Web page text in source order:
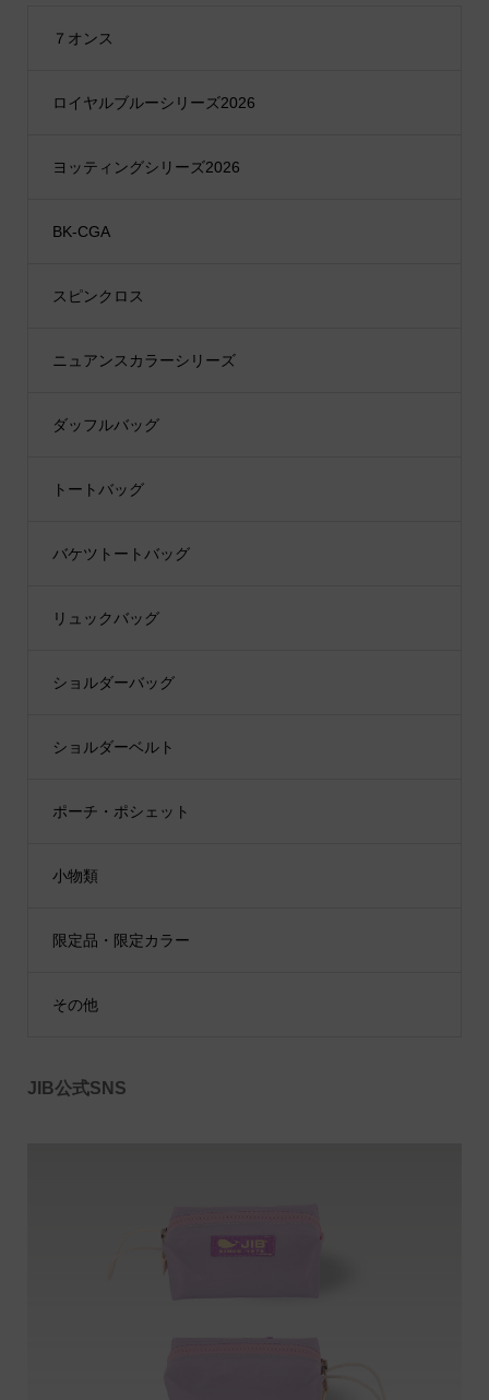
７オンス
ロイヤルブルーシリーズ2026
ヨッティングシリーズ2026
BK-CGA
スピンクロス
ニュアンスカラーシリーズ
ダッフルバッグ
トートバッグ
バケツトートバッグ
リュックバッグ
ショルダーバッグ
ショルダーベルト
ポーチ・ポシェット
小物類
限定品・限定カラー
その他
JIB公式SNS